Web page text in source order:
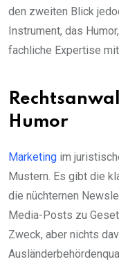
den zweiten Blick
Instrument, das
fachliche Expertise
Humor
Marketing im
Mustern. Es gibt die
die nüchternen
Media-Posts zu
Zweck, aber nichts